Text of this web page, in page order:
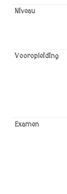
Niveau
Vooropleiding
Examen